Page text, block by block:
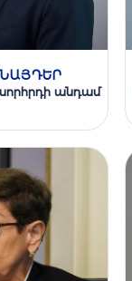
անդամ